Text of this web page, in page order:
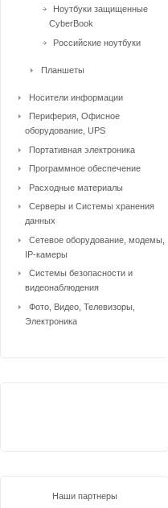
Ноутбуки защищенные
CyberBook
Российские ноутбуки
Планшеты
Носители информации
Периферия, Офисное
оборудование, UPS
Портативная электроника
Программное обеспечение
Расходные материалы
Серверы и Системы хранения
данных
Сетевое оборудование, модемы,
IP-камеры
Системы безопасности и
видеонаблюдения
Фото, Видео, Телевизоры,
Электроника
Наши партнеры